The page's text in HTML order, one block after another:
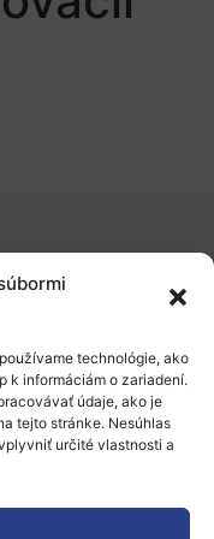
technológie, ako
k informáciám o zariadení.
údaje, ako je
tejto stránke. Nesúhlas
určité vlastnosti a